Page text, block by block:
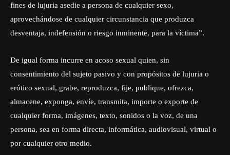
fines de lujuria asedie a persona de cualquier sexo,
aprovechándose de cualquier circunstancia que produzca
desventaja, indefensión o riesgo inminente, para la víctima”.
De igual forma incurre en acoso sexual quien, sin
consentimiento del sujeto pasivo y con propósitos de lujuria o
erótico sexual, grabe, reproduzca, fije, publique, ofrezca,
almacene, exponga, envíe, transmita, importe o exporte de
cualquier forma, imágenes, texto, sonidos o la voz, de una
persona, sea en forma directa, informática, audiovisual, virtual o
por cualquier otro medio.